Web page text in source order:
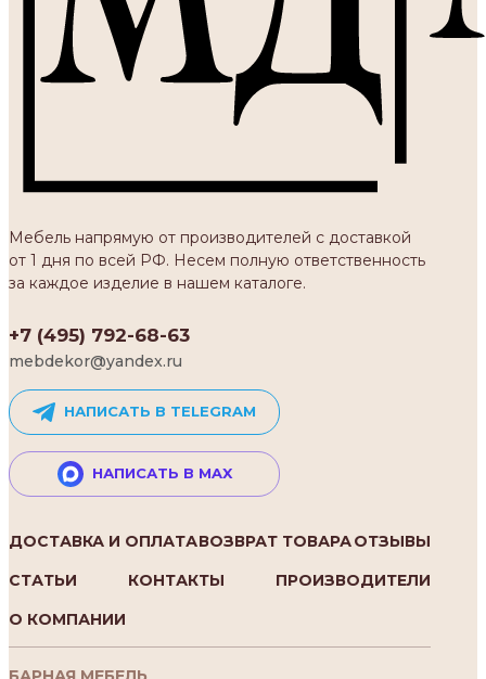
Мебель напрямую от производителей с доставкой
от 1 дня по всей РФ. Несем полную ответственность
за каждое изделие в нашем каталоге.
+7 (495) 792-68-63
mebdekor@yandex.ru
НАПИСАТЬ В TELEGRAM
НАПИСАТЬ В MAX
ДОСТАВКА И ОПЛАТАВОЗВРАТ ТОВАРАОТЗЫВЫ
СТАТЬИ
КОНТАКТЫ
ПРОИЗВОДИТЕЛИ
О КОМПАНИИ